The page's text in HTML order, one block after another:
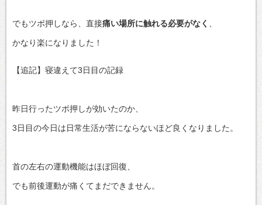
でもツボ押しなら、直接痛い場所に触れる必要がなく
かなり楽になりました！
【追記】寝違えて3日目の記録
昨日行ったツボ押しが効いたのか、
3日目の今日は日常生活が苦にならないほど良くなりました。
首の左右の運動機能はほぼ回復、
でも前後運動が痛くてまだできません。